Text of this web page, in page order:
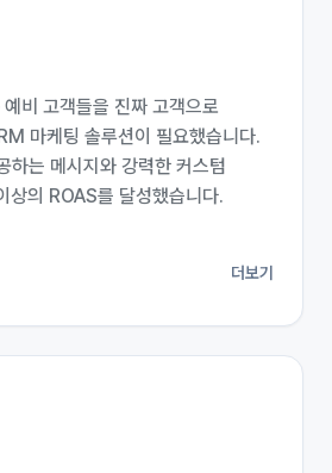
비 고객들을 진짜 고객으로
마케팅 솔루션이 필요했습니다.
하는 메시지와 강력한 커스텀
의 ROAS를 달성했습니다.
더보기